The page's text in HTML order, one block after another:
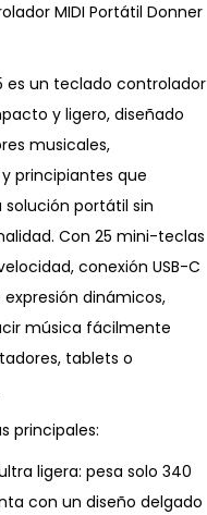
MIDI Portátil Donner
es un teclado controlador
y ligero, diseñado
musicales,
principiantes que
portátil sin
Con 25 mini-teclas
conexión USB-C
dinámicos,
música fácilmente
tablets o
principales:
ligera: pesa solo 340
con un diseño delgado